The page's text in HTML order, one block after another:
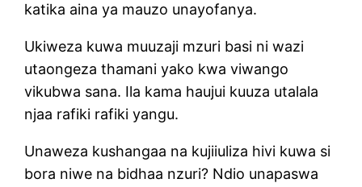
katika aina ya mauzo unayofanya.
Ukiweza kuwa muuzaji mzuri basi ni wazi
utaongeza thamani yako kwa viwango
vikubwa sana. Ila kama haujui kuuza utalala
njaa rafiki rafiki yangu.
Unaweza kushangaa na kujiiuliza hivi kuwa si
bora niwe na bidhaa nzuri? Ndio unapaswa